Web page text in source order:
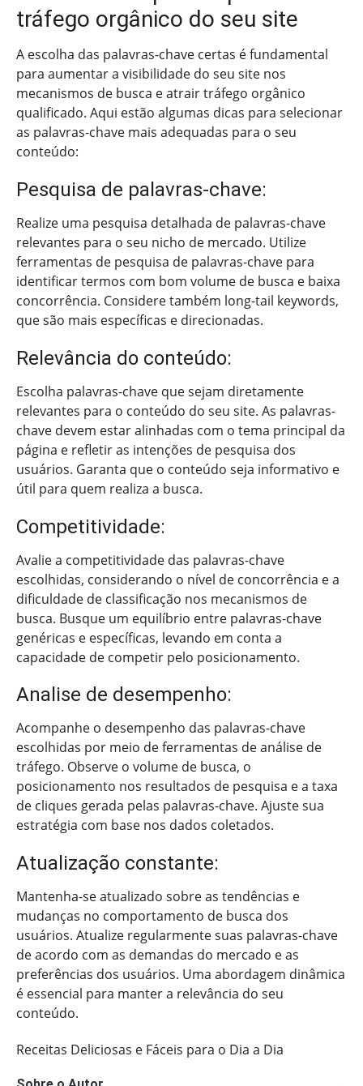
tráfego orgânico do seu site
A escolha das palavras-chave certas é fundamental
para aumentar a visibilidade do seu site nos
mecanismos de busca e atrair tráfego orgânico
qualificado. Aqui estão algumas dicas para selecionar
as palavras-chave mais adequadas para o seu
conteúdo:
Pesquisa de palavras-chave:
Realize uma pesquisa detalhada de palavras-chave
relevantes para o seu nicho de mercado. Utilize
ferramentas de pesquisa de palavras-chave para
identificar termos com bom volume de busca e baixa
concorrência. Considere também long-tail keywords,
que são mais específicas e direcionadas.
Relevância do conteúdo:
Escolha palavras-chave que sejam diretamente
relevantes para o conteúdo do seu site. As palavras-
chave devem estar alinhadas com o tema principal da
página e refletir as intenções de pesquisa dos
usuários. Garanta que o conteúdo seja informativo e
útil para quem realiza a busca.
Competitividade:
Avalie a competitividade das palavras-chave
escolhidas, considerando o nível de concorrência e a
dificuldade de classificação nos mecanismos de
busca. Busque um equilíbrio entre palavras-chave
genéricas e específicas, levando em conta a
capacidade de competir pelo posicionamento.
Analise de desempenho:
Acompanhe o desempenho das palavras-chave
escolhidas por meio de ferramentas de análise de
tráfego. Observe o volume de busca, o
posicionamento nos resultados de pesquisa e a taxa
de cliques gerada pelas palavras-chave. Ajuste sua
estratégia com base nos dados coletados.
Atualização constante:
Mantenha-se atualizado sobre as tendências e
mudanças no comportamento de busca dos
usuários. Atualize regularmente suas palavras-chave
de acordo com as demandas do mercado e as
preferências dos usuários. Uma abordagem dinâmica
é essencial para manter a relevância do seu
conteúdo.
Receitas Deliciosas e Fáceis para o Dia a Dia